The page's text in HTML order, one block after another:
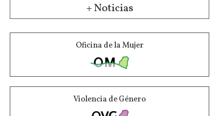
+ Noticias
Oficina de la Mujer
Violencia de Género